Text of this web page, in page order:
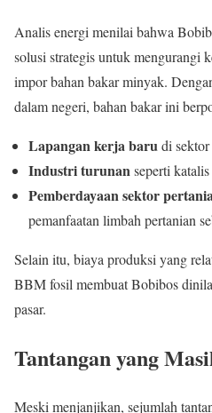
Analis energi menilai bahwa
solusi strategis untuk mengurangi
impor bahan bakar minyak.
dalam negeri, bahan bakar ini
Lapangan kerja barudi sektor
Industri turunanseperti
Pemberdayaan sektor
pemanfaatan limbah pertanian
Selain itu, biaya produksi yang
BBM fosil membuat Bobibos
pasar.
Tantangan yang
Meski menjanjikan, sejumlah